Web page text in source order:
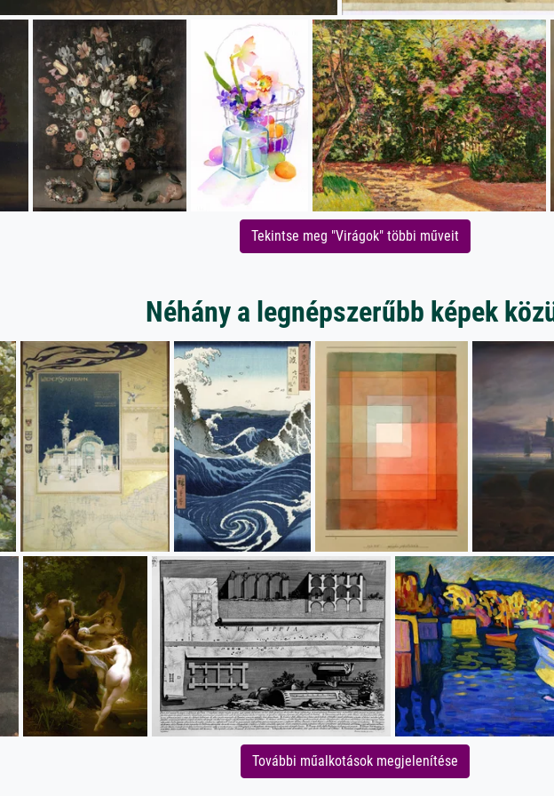
Tekintse meg "Virágok" többi műveit
Néhány a legnépszerűbb képek
További műalkotások megjelenítése